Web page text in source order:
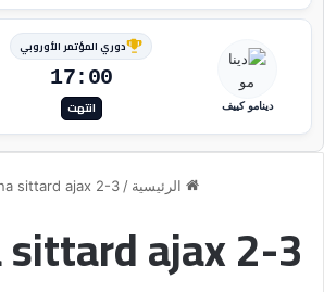
دينامو كييف
دوري المؤتمر الأوروبي
17:00
انتهت
الرئيسية /
sittard ajax 2-3
ajax 2-3